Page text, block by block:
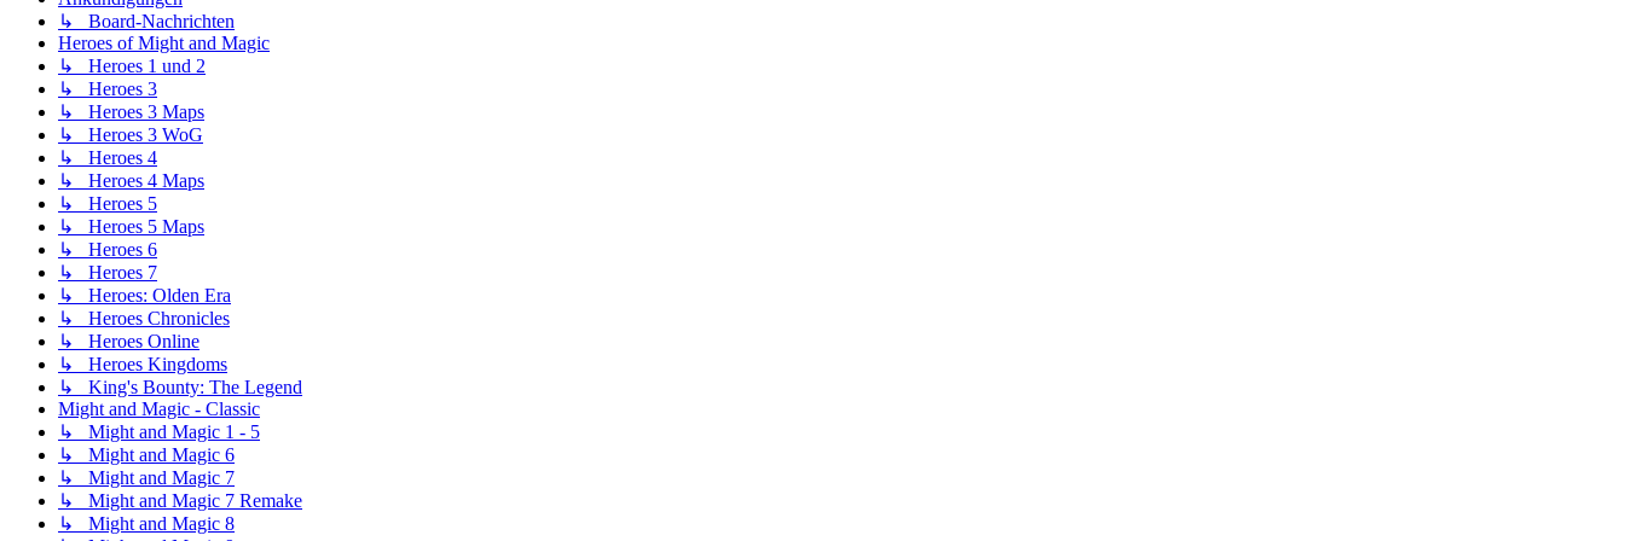
↳ Board-Nachrichten
Heroes of Might and Magic
↳ Heroes 1 und 2
↳ Heroes 3
↳ Heroes 3 Maps
↳ Heroes 3 WoG
↳ Heroes 4
↳ Heroes 4 Maps
↳ Heroes 5
↳ Heroes 5 Maps
↳ Heroes 6
↳ Heroes 7
↳ Heroes: Olden Era
↳ Heroes Chronicles
↳ Heroes Online
↳ Heroes Kingdoms
↳ King's Bounty: The Legend
Might and Magic - Classic
↳ Might and Magic 1 - 5
↳ Might and Magic 6
↳ Might and Magic 7
↳ Might and Magic 7 Remake
↳ Might and Magic 8